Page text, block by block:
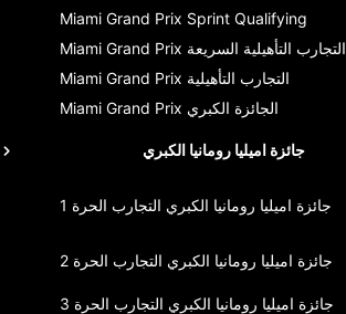
Miami Grand Prix Sprint Qualifying
Miami Grand Prix التجارب التأهيلية السريعة
Miami Grand Prix التجارب التأهيلية
Miami Grand Prix الجائزة الكبري
جائزة اميليا رومانيا الكبري
جائزة اميليا رومانيا الكبري التجارب الحرة 1
جائزة اميليا رومانيا الكبري التجارب الحرة 2
جائزة اميليا رومانيا الكبري التجارب الحرة 3